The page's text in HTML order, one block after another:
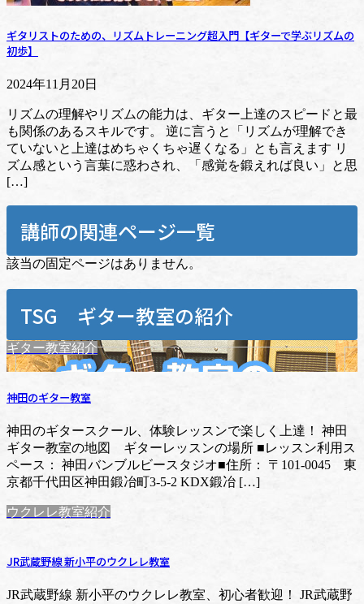
ギタリストのための、リズムトレーニング超入門【ギターで学ぶリズムの
初歩】
2024年11月20日
リズムの理解やリズムの能力は、ギター上達のスピードと最
も関係のあるスキルです。 逆に言うと「リズムが理解でき
ていないと上達はめちゃくちゃ遅くなる」とも言えます リ
ズム感という言葉に惑わされ、「感覚を鍛えれば良い」と思
[…]
講師の関連ページ一覧
該当の固定ページはありません。
TSG ギター教室の紹介
ギター教室紹介
神田のギター教室
神田のギタースクール、体験レッスンで楽しく上達！ 神田
ギター教室の地図 ギターレッスンの場所 ■レッスン利用ス
ペース： 神田バンブルビースタジオ■住所： 〒101-0045 東
京都千代田区神田鍛冶町3-5-2 KDX鍛冶 […]
ウクレレ教室紹介
JR武蔵野線 新小平のウクレレ教室
JR武蔵野線 新小平のウクレレ教室、初心者歓迎！ JR武蔵野